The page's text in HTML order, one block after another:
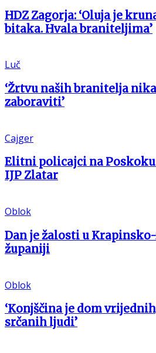
HDZ Zagorja: ‘Oluja je
bitaka. Hvala braniteljima’
Luč
‘Žrtvu naših branitelja
zaboraviti’
Cajger
Elitni policajci na Poskoku
IJP Zlatar
Oblok
Dan je žalosti u
županiji
Oblok
‘Konjščina je dom
srčanih ljudi’